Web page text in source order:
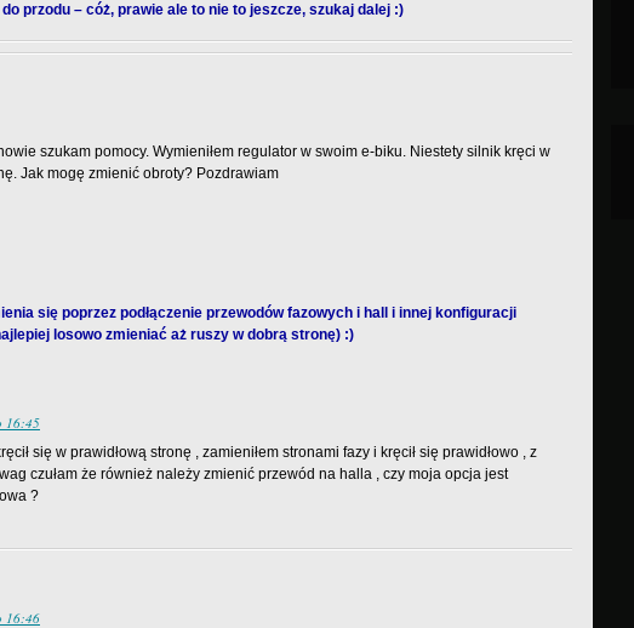
do przodu – cóż, prawie ale to nie to jeszcze, szukaj dalej :)
szukam pomocy. Wymieniłem regulator w swoim e-biku. Niestety silnik kręci w
Jak mogę zmienić obroty? Pozdrawiam
się poprzez podłączenie przewodów fazowych i hall i innej konfiguracji
losowo zmieniać aż ruszy w dobrą stronę) :)
16:45
się w prawidłową stronę , zamieniłem stronami fazy i kręcił się prawidłowo , z
czułam że również należy zmienić przewód na halla , czy moja opcja jest
?
16:46